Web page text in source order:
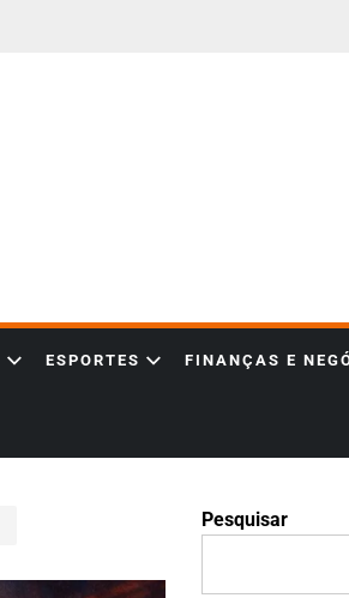
ESPORTES FINANÇAS E
Pesquisar